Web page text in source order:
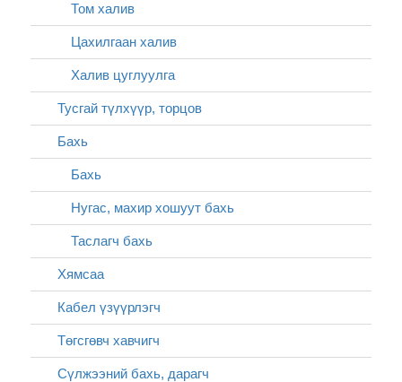
Том халив
Цахилгаан халив
Халив цуглуулга
Тусгай түлхүүр, торцов
Бахь
Бахь
Нугас, махир хошуут бахь
Таслагч бахь
Хямсаа
Кабел үзүүрлэгч
Төгсгөвч хавчигч
Сүлжээний бахь, дарагч